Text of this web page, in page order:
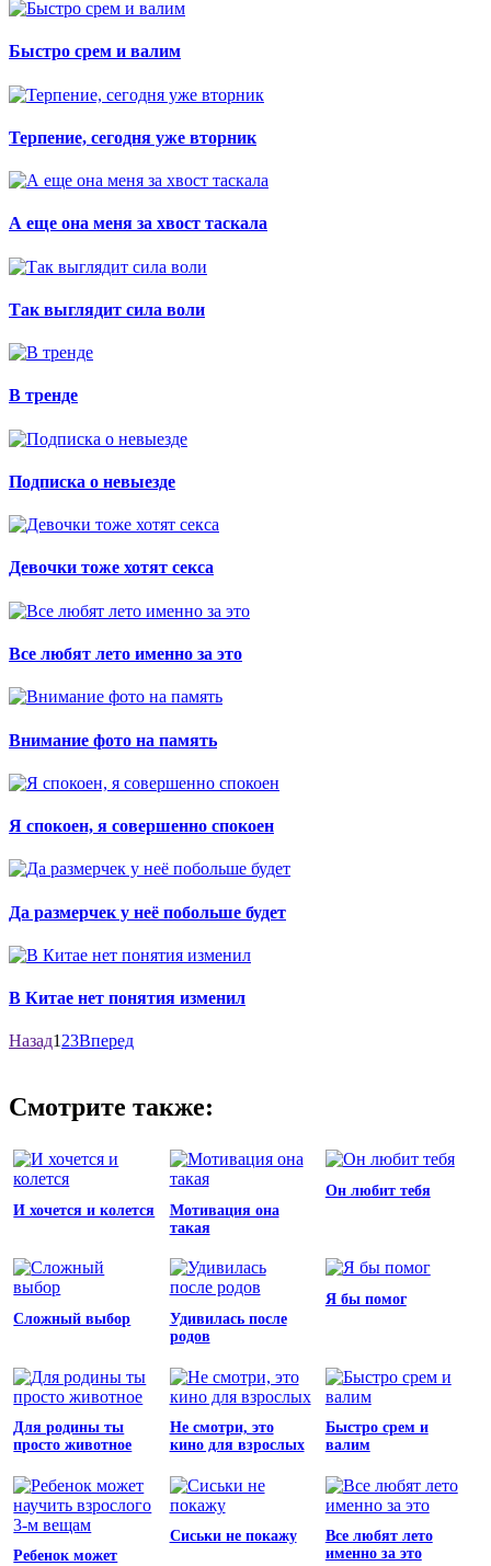
Быстро срем и валим
Терпение, сегодня уже вторник
А еще она меня за хвост таскала
Так выглядит сила воли
В тренде
Подписка о невыезде
Девочки тоже хотят секса
Все любят лето именно за это
Внимание фото на память
Я спокоен, я совершенно спокоен
Да размерчек у неё побольше будет
В Китае нет понятия изменил
Назад123Вперед
Смотрите также:
И хочется и колется
Мотивация она
такая
Он любит тебя
Сложный выбор
Удивилась после
родов
Я бы помог
Для родины ты
просто животное
Не смотри, это
кино для взрослых
Быстро срем и
валим
Ребенок может
Сиськи не покажу
Все любят лето
именно за это